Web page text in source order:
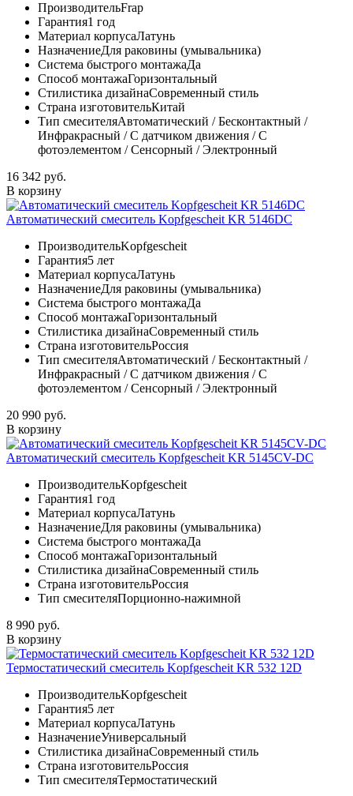
ПроизводительFrap
Гарантия1 год
Материал корпусаЛатунь
НазначениеДля раковины (умывальника)
Система быстрого монтажаДа
Способ монтажаГоризонтальный
Стилистика дизайнаСовременный стиль
Страна изготовительКитай
Тип смесителяАвтоматический / Бесконтактный /
Инфракрасный / С датчиком движения / С
фотоэлементом / Сенсорный / Электронный
16 342 руб.
В корзину
Автоматический смеситель Kopfgescheit KR 5146DC
ПроизводительKopfgescheit
Гарантия5 лет
Материал корпусаЛатунь
НазначениеДля раковины (умывальника)
Система быстрого монтажаДа
Способ монтажаГоризонтальный
Стилистика дизайнаСовременный стиль
Страна изготовительРоссия
Тип смесителяАвтоматический / Бесконтактный /
Инфракрасный / С датчиком движения / С
фотоэлементом / Сенсорный / Электронный
20 990 руб.
В корзину
Автоматический смеситель Kopfgescheit KR 5145CV-DC
ПроизводительKopfgescheit
Гарантия1 год
Материал корпусаЛатунь
НазначениеДля раковины (умывальника)
Система быстрого монтажаДа
Способ монтажаГоризонтальный
Стилистика дизайнаСовременный стиль
Страна изготовительРоссия
Тип смесителяПорционно-нажимной
8 990 руб.
В корзину
Термостатический смеситель Kopfgescheit KR 532 12D
ПроизводительKopfgescheit
Гарантия5 лет
Материал корпусаЛатунь
НазначениеУниверсальный
Стилистика дизайнаСовременный стиль
Страна изготовительРоссия
Тип смесителяТермостатический